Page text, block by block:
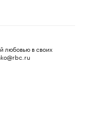
любовью в своих